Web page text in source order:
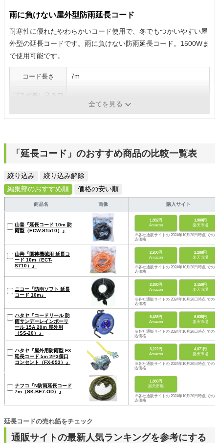
雨に負けない屋外型防雨延長コード
耐寒性に優れたやわらかいコード使用で、冬でもつかいやすい屋
外型の延長コードです。雨に負けない防雨延長コード。1500Wま
で使用可能です。
コード長さ 7m
プラグ差し込み口
全てを見る
「延長コード」のおすすめ商品の比較一覧表
絞り込み
絞り込み解除
編集部のおすすめ順
価格の安い順
商品名 画像 購入サイト
山善『延長コード 10m 防
雨型（ECW-S1510）』
1,882円
Amazon
1,980円
楽天市場
※各社通販サイトの 2024年10月20日時点 での税
込価格
山善『園芸機械用 延長コ
ード 10m（ECT-
S710）』
2,200円
Amazon
2,288円
楽天市場
※各社通販サイトの 2024年10月20日時点 での税
込価格
ニコー『防雨ソフト 延長
コード 10m』
2,280円
Amazon
2,150円
楽天市場
※各社通販サイトの 2024年10月20日時点 での税
込価格
ハタヤ『コードリール 防
雨サンデーレインボーリ
ール 15A 20m 屋外用
（SS-20）』
6,438円
Amazon
6,638円
楽天市場
※各社通販サイトの 2024年10月20日時点 での税
込価格
ハタヤ『屋外用防雨型 FX
延長コード 5m 2P3個口
コンセント（FX-053）』
3,222円
Amazon
4,071円
楽天市場
※各社通販サイトの 2024年10月20日時点 での税
込価格
ナフコ『N防雨延長コード
7m（SK-BE7-OD）』
1,880円
楽天市場
※各社通販サイトの 2024年10月20日時点 での税
込価格
通販サイトの最新人気ランキングを参考にする
延長コードの売れ筋をチェック